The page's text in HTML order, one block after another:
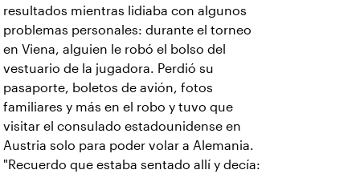
resultados mientras lidiaba con algunos
problemas personales: durante el torneo
en Viena, alguien le robó el bolso del
vestuario de la jugadora. Perdió su
pasaporte, boletos de avión, fotos
familiares y más en el robo y tuvo que
visitar el consulado estadounidense en
Austria solo para poder volar a Alemania.
"Recuerdo que estaba sentado allí y decía: